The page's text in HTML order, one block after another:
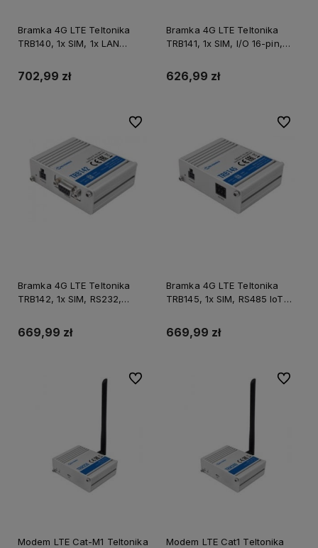
Bramka 4G LTE Teltonika
TRB140, 1x SIM, 1x LAN
702,99 zł
Bramka 4G LTE Teltonika
TRB141, 1x SIM, I/O 16-pin,
626,99 zł
Bramka 4G LTE Teltonika
TRB142, 1x SIM, RS232,
669,99 zł
Do ulubionych
Bramka 4G LTE Teltonika
TRB145, 1x SIM, RS485 IoT
669,99 zł
Do
Modem LTE Cat-M1 Teltonika
Do ulubionych
Modem LTE Cat1 Teltonika
Do